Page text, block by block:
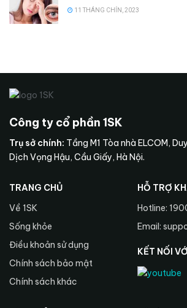
11 THÁNG CHÍN, 2023
Công ty cổ phần 1SK
Trụ sở chính: Tầng M1 Tòa nhà ELCOM,
Dịch Vọng Hậu, Cầu Giấy, Hà Nội.
TRANG CHỦ
Về 1SK
Sống khỏe
Điều khoản sử dụng
Chính sách bảo mật
Chính sách khác
HỖ TRỢ
Hotline:
Email:
KẾT NỐI